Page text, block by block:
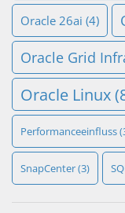
Oracle 26ai (4)
Oracle Grid
Oracle Linux
Performanceeinfluss
SnapCenter(3)